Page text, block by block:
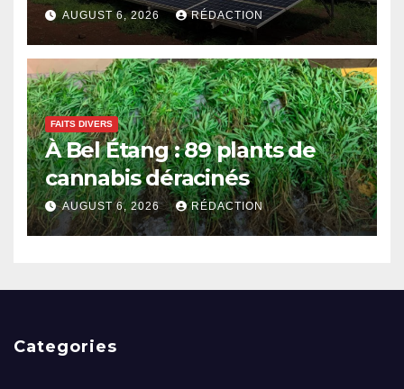
volés
AUGUST 6, 2026 RÉDACTION
FAITS DIVERS
À Bel Étang : 89 plants de
cannabis déracinés
AUGUST 6, 2026 RÉDACTION
Categories